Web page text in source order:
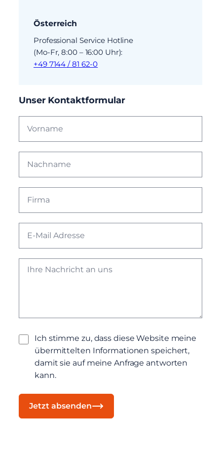
Österreich
Professional Service Hotline
(Mo-Fr, 8:00 – 16:00 Uhr):
+49 7144 / 81 62-0
Unser Kontaktformular
Ich stimme zu, dass diese Website meine
übermittelten Informationen speichert,
damit sie auf meine Anfrage antworten
kann.
Jetzt absenden